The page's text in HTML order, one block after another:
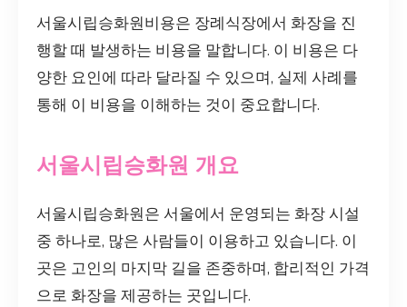
서울시립승화원비용은 장례식장에서 화장을 진
행할 때 발생하는 비용을 말합니다. 이 비용은 다
양한 요인에 따라 달라질 수 있으며, 실제 사례를
통해 이 비용을 이해하는 것이 중요합니다.
서울시립승화원 개요
서울시립승화원은 서울에서 운영되는 화장 시설
중 하나로, 많은 사람들이 이용하고 있습니다. 이
곳은 고인의 마지막 길을 존중하며, 합리적인 가격
으로 화장을 제공하는 곳입니다.